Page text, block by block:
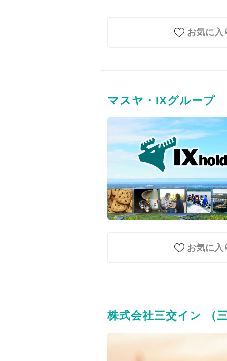
お気に入
マスヤ・IXグループ
お気に入
株式会社三交イン （